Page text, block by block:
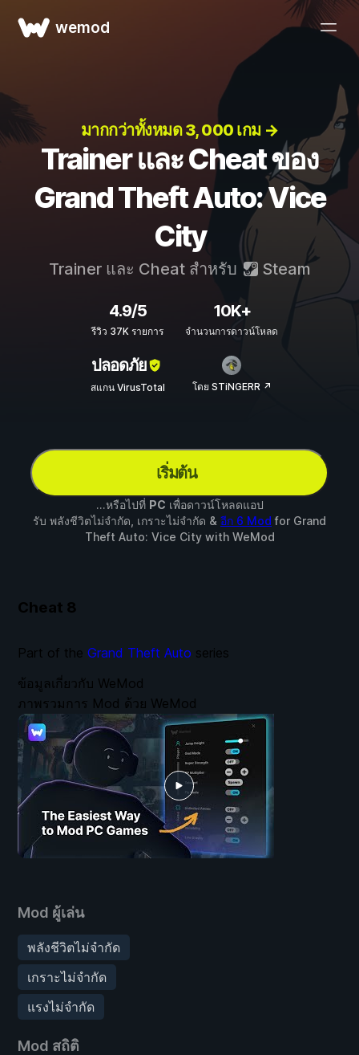
wemod
มากกว่าทั้งหมด 3, 000 เกม →
Trainer และ Cheat ของ
Grand Theft Auto: Vice
City
Trainer และ Cheat สำหรับ Steam
4.9/5
รีวิว 37K รายการ
10K+
จำนวนการดาวน์โหลด
ปลอดภัย
สแกน VirusTotal โดย STiNGERR ↗
เริ่มต้น
...หรือไปที่ PC เพื่อดาวน์โหลดแอป
รับ พลังชีวิตไม่จำกัด, เกราะไม่จำกัด & อีก 6 Mod for Grand
Theft Auto: Vice Citywith WeMod
Cheat 8
Mod ผู้เล่น
พลังชีวิตไม่จำกัด
เกราะไม่จำกัด
แรงไม่จำกัด
Mod สถิติ
ข้อมูลเกี่ยวกับ WeMod
ภาพรวมการ Mod ด้วย WeMod
Part of the Grand Theft Auto series